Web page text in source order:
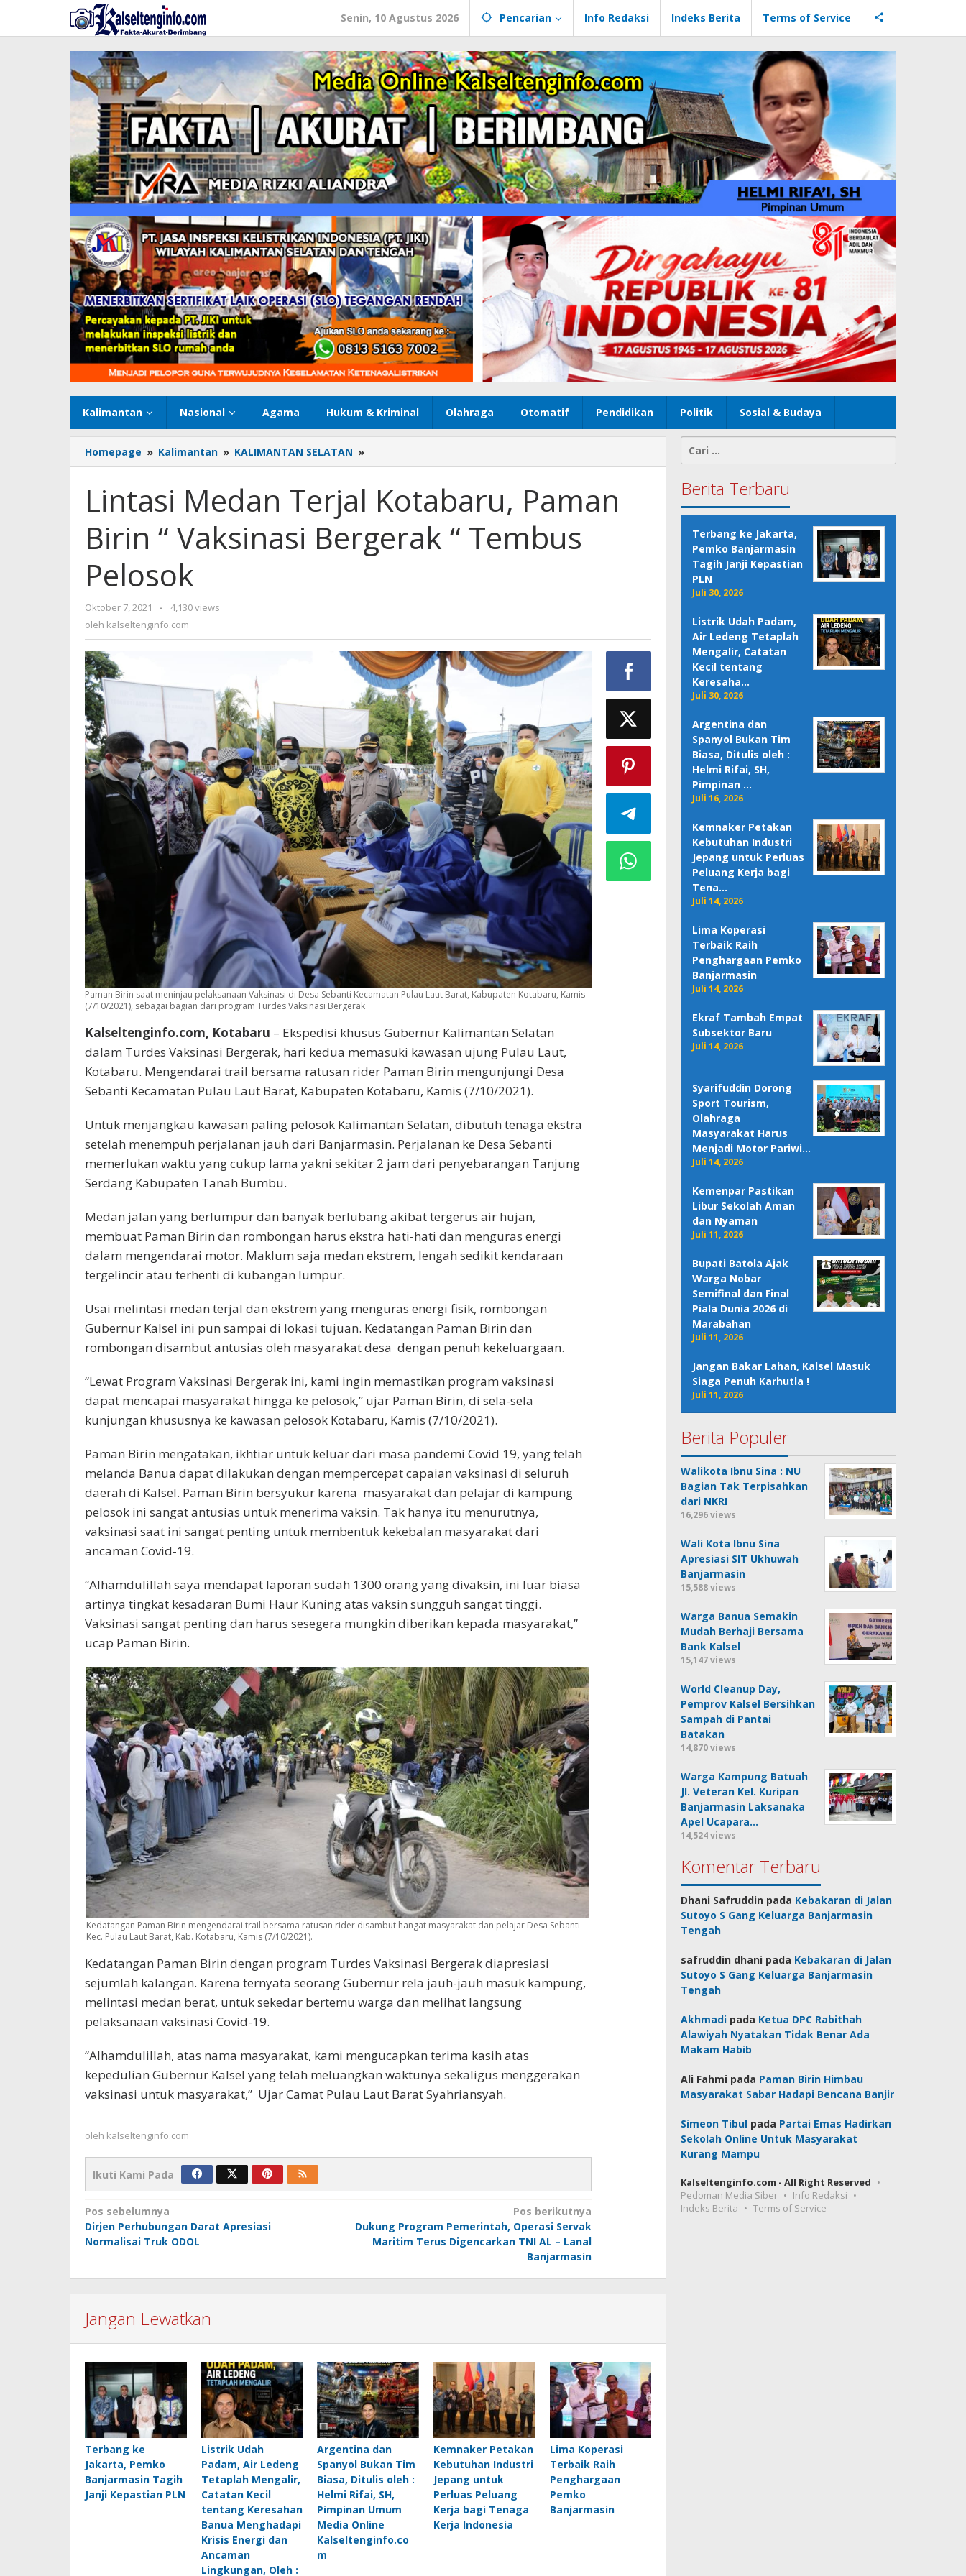
konten
Senin, 10 Agustus 2026 Pencarian Info Redaksi Indeks Berita Terms of Service
Kalimantan Nasional Agama Hukum & Kriminal Olahraga Otomatif Pendidikan Politik Sosial & Budaya
Homepage » Kalimantan » KALIMANTAN SELATAN »
Medan
Kotabaru,
Paman
“
Vaksinasi
Lintasi Medan Terjal Kotabaru, Paman
Birin “ Vaksinasi Bergerak “ Tembus
Pelosok
Oktober 7, 2021
oleh
kalseltenginfo.com
-
4,130 views
oleh kalseltenginfo.com
Paman Birin saat meninjau pelaksanaan Vaksinasi di Desa Sebanti Kecamatan Pulau Laut Barat, Kabupaten Kotabaru, Kamis
(7/10/2021), sebagai bagian dari program Turdes Vaksinasi Bergerak
Kalseltenginfo.com, Kotabaru – Ekspedisi khusus Gubernur Kalimantan Selatan
dalam Turdes Vaksinasi Bergerak, hari kedua memasuki kawasan ujung Pulau Laut,
Kotabaru. Mengendarai trail bersama ratusan rider Paman Birin mengunjungi Desa
Sebanti Kecamatan Pulau Laut Barat, Kabupaten Kotabaru, Kamis (7/10/2021).
Untuk menjangkau kawasan paling pelosok Kalimantan Selatan, dibutuh tenaga ekstra
setelah menempuh perjalanan jauh dari Banjarmasin. Perjalanan ke Desa Sebanti
memerlukan waktu yang cukup lama yakni sekitar 2 jam dari penyebarangan Tanjung
Serdang Kabupaten Tanah Bumbu.
Medan jalan yang berlumpur dan banyak berlubang akibat tergerus air hujan,
membuat Paman Birin dan rombongan harus ekstra hati-hati dan menguras energi
dalam mengendarai motor. Maklum saja medan ekstrem, lengah sedikit kendaraan
tergelincir atau terhenti di kubangan lumpur.
Usai melintasi medan terjal dan ekstrem yang menguras energi fisik, rombongan
Gubernur Kalsel ini pun sampai di lokasi tujuan. Kedatangan Paman Birin dan
rombongan disambut antusias oleh masyarakat desa dengan penuh kekeluargaan.
“Lewat Program Vaksinasi Bergerak ini, kami ingin memastikan program vaksinasi
dapat mencapai masyarakat hingga ke pelosok,” ujar Paman Birin, di sela-sela
kunjungan khususnya ke kawasan pelosok Kotabaru, Kamis (7/10/2021).
Paman Birin mengatakan, ikhtiar untuk keluar dari masa pandemi Covid 19, yang telah
melanda Banua dapat dilakukan dengan mempercepat capaian vaksinasi di seluruh
daerah di Kalsel. Paman Birin bersyukur karena masyarakat dan pelajar di kampung
pelosok ini sangat antusias untuk menerima vaksin. Tak hanya itu menurutnya,
vaksinasi saat ini sangat penting untuk membentuk kekebalan masyarakat dari
ancaman Covid-19.
“Alhamdulillah saya mendapat laporan sudah 1300 orang yang divaksin, ini luar biasa
artinya tingkat kesadaran Bumi Haur Kuning atas vaksin sungguh sangat tinggi.
Vaksinasi sangat penting dan harus sesegera mungkin diberikan kepada masyarakat,”
ucap Paman Birin.
Kedatangan Paman Birin mengendarai trail bersama ratusan rider disambut hangat masyarakat dan pelajar Desa Sebanti
Kec. Pulau Laut Barat, Kab. Kotabaru, Kamis (7/10/2021).
Kedatangan Paman Birin dengan program Turdes Vaksinasi Bergerak diapresiasi
sejumlah kalangan. Karena ternyata seorang Gubernur rela jauh-jauh masuk kampung,
melintasi medan berat, untuk sekedar bertemu warga dan melihat langsung
pelaksanaan vaksinasi Covid-19.
“Alhamdulillah, atas nama masyarakat, kami mengucapkan terima kasih atas
kepedulian Gubernur Kalsel yang telah meluangkan waktunya sekaligus menggerakan
vaksinasi untuk masyarakat,” Ujar Camat Pulau Laut Barat Syahriansyah.
oleh kalseltenginfo.com
Ikuti Kami Pada
Navigasi
pos
Pos sebelumnya
Dirjen Perhubungan Darat Apresiasi
Normalisai Truk ODOL
Pos berikutnya
Dukung Program Pemerintah, Operasi Servak
Maritim Terus Digencarkan TNI AL – Lanal
Banjarmasin
Jangan Lewatkan
Terbang ke
Jakarta, Pemko
Banjarmasin Tagih
Janji Kepastian PLN
Listrik Udah
Padam, Air Ledeng
Tetaplah Mengalir,
Catatan Kecil
tentang Keresahan
Banua Menghadapi
Krisis Energi dan
Ancaman
Lingkungan, Oleh :
Argentina dan
Spanyol Bukan Tim
Biasa, Ditulis oleh :
Helmi Rifai, SH,
Pimpinan Umum
Media Online
Kalseltenginfo.co
m
Kemnaker Petakan
Kebutuhan Industri
Jepang untuk
Perluas Peluang
Kerja bagi Tenaga
Kerja Indonesia
Lima Koperasi
Terbaik Raih
Penghargaan
Pemko
Banjarmasin
untuk:
Berita Terbaru
Terbang ke Jakarta,
Pemko Banjarmasin
Tagih Janji Kepastian
PLN
Juli 30, 2026
Listrik Udah Padam,
Air Ledeng Tetaplah
Mengalir, Catatan
Kecil tentang
Keresaha…
Juli 30, 2026
Argentina dan
Spanyol Bukan Tim
Biasa, Ditulis oleh :
Helmi Rifai, SH,
Pimpinan …
Juli 16, 2026
Kemnaker Petakan
Kebutuhan Industri
Jepang untuk Perluas
Peluang Kerja bagi
Tena…
Juli 14, 2026
Lima Koperasi
Terbaik Raih
Penghargaan Pemko
Banjarmasin
Juli 14, 2026
Ekraf Tambah Empat
Subsektor Baru
Juli 14, 2026
Syarifuddin Dorong
Sport Tourism,
Olahraga
Masyarakat Harus
Menjadi Motor Pariwi…
Juli 14, 2026
Kemenpar Pastikan
Libur Sekolah Aman
dan Nyaman
Juli 11, 2026
Bupati Batola Ajak
Warga Nobar
Semifinal dan Final
Piala Dunia 2026 di
Marabahan
Juli 11, 2026
Jangan Bakar Lahan, Kalsel Masuk
Siaga Penuh Karhutla !
Juli 11, 2026
Berita Populer
Walikota Ibnu Sina : NU
Bagian Tak Terpisahkan
dari NKRI
16,296 views
Wali Kota Ibnu Sina
Apresiasi SIT Ukhuwah
Banjarmasin
15,588 views
Warga Banua Semakin
Mudah Berhaji Bersama
Bank Kalsel
15,147 views
World Cleanup Day,
Pemprov Kalsel Bersihkan
Sampah di Pantai
Batakan
14,870 views
Warga Kampung Batuah
Jl. Veteran Kel. Kuripan
Banjarmasin Laksanaka
Apel Ucapara…
14,524 views
Komentar Terbaru
Dhani Safruddin pada Kebakaran di Jalan
Sutoyo S Gang Keluarga Banjarmasin
Tengah
safruddin dhani pada Kebakaran di Jalan
Sutoyo S Gang Keluarga Banjarmasin
Tengah
Akhmadi pada Ketua DPC Rabithah
Alawiyah Nyatakan Tidak Benar Ada
Makam Habib
Ali Fahmi pada Paman Birin Himbau
Masyarakat Sabar Hadapi Bencana Banjir
Simeon Tibul pada Partai Emas Hadirkan
Sekolah Online Untuk Masyarakat
Kurang Mampu
Kalseltenginfo.com - All Right Reserved
Pedoman Media Siber
Info Redaksi
Indeks Berita
Terms of Service